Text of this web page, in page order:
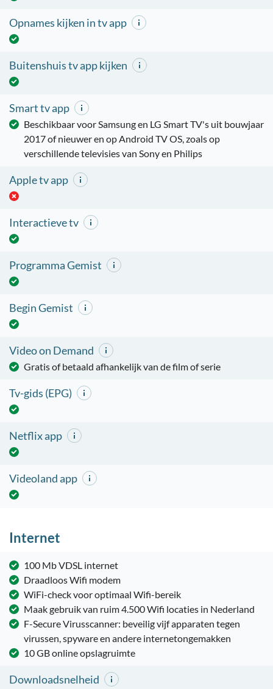
Opnames kijken in tv app
Buitenshuis tv app kijken
Smart tv app
Beschikbaar voor Samsung en LG Smart TV's uit bouwjaar
2017 of nieuwer en op Android TV OS, zoals op
verschillende televisies van Sony en Philips
Apple tv app
Interactieve tv
Programma Gemist
Begin Gemist
Video on Demand
Gratis of betaald afhankelijk van de film of serie
Tv-gids (EPG)
Netflix app
Videoland app
Internet
100 Mb VDSL internet
Draadloos Wifi modem
WiFi-check voor optimaal Wifi-bereik
Maak gebruik van ruim 4.500 Wifi locaties in Nederland
F-Secure Virusscanner: beveilig vijf apparaten tegen
virussen, spyware en andere internetongemakken
10 GB online opslagruimte
Downloadsnelheid